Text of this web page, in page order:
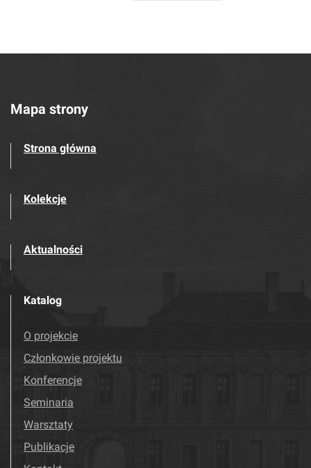
Mapa strony
Strona główna
Kolekcje
Aktualności
Katalog
O projekcie
Członkowie projektu
Konferencje
Seminaria
Warsztaty
Publikacje